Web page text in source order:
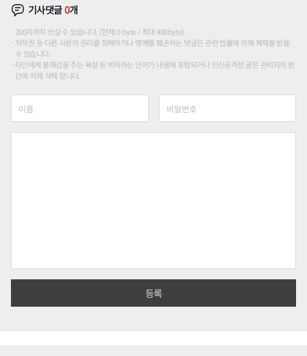
기사댓글0개
200자까지 쓰실 수 있습니다. (현재 0 byte / 최대 400byte)
저작권 등 다른 사람의 권리를 침해하거나 명예를 훼손하는 댓글은 관련 법률에 의해 제재를 받을
수 있습니다.
타인에게 불쾌감을 주는 욕설 등 비하하는 단어가 내용에 포함되거나 인신공격성 글은 관리자의 판
단에 의해 삭제 합니다.